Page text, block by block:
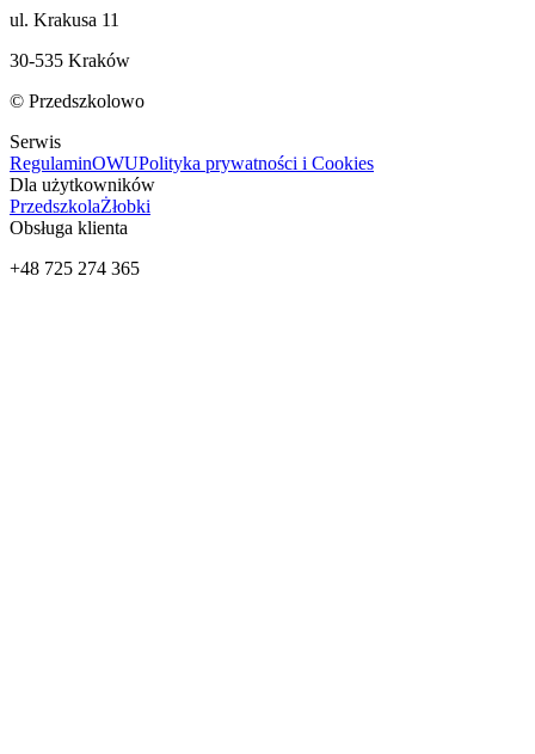
ul. Krakusa 11
30-535 Kraków
© Przedszkolowo
Serwis
RegulaminOWUPolityka prywatności i Cookies
Dla użytkowników
PrzedszkolaŻłobki
Obsługa klienta
+48 725 274 365